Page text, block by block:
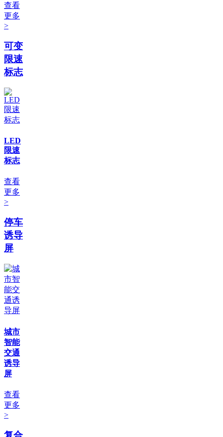
查看
更多
>
可变
限速
标志
LED
限速
标志
查看
更多
>
停车
诱导
屏
城市
智能
交通
诱导
屏
查看
更多
>